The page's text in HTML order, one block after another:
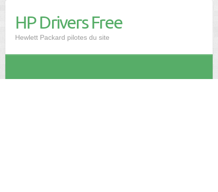
HP Drivers Free
Hewlett Packard pilotes du site